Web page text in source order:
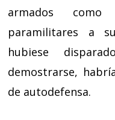
armados
paramilitares a
hubiese
demostrarse,
de autodefensa.